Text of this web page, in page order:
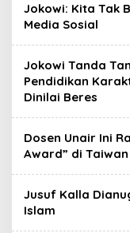
Jokowi: Kita Tak
Media Sosial
Jokowi Tanda
Pendidikan
Dinilai Beres
Dosen Unair Ini
Award” di Taiwan
Jusuf Kalla
Islam